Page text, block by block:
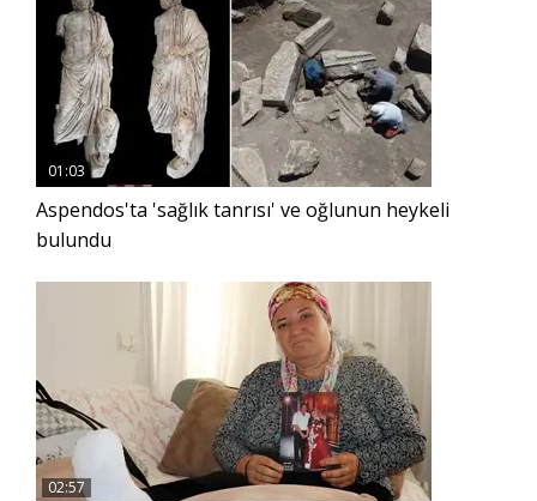
01:03
Aspendos'ta 'sağlık tanrısı' ve oğlunun heykeli
bulundu
02:57